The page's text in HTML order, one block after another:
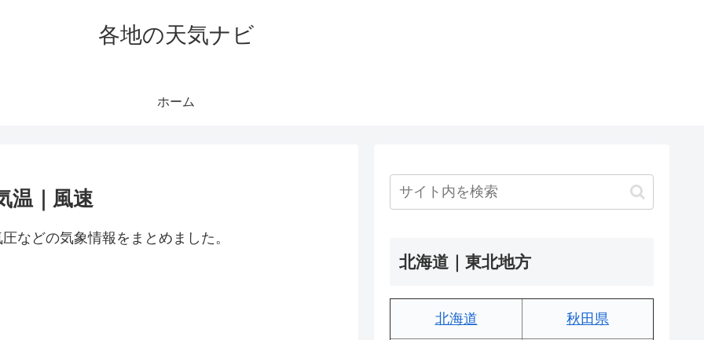
各地の天気ナビ
ホーム
温｜風速
などの気象情報をまとめました。
北海道｜東北地方
北海道 秋田県